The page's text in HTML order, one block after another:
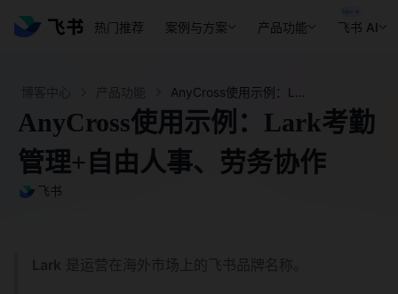
热门推荐 案例与方案 产品功能 飞书 AI
AnyCross使用示例：Lark考勤
管理+自由人事、劳务协作
飞书
Lark 是运营在海外市场上的飞书品牌名称。